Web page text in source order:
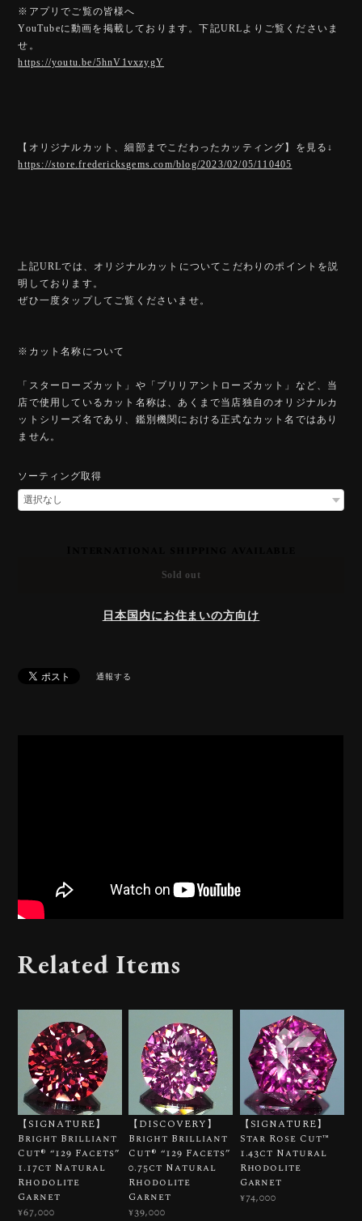
※アプリでご覧の皆様へ
YouTubeに動画を掲載しております。下記URLよりご覧くださいま
せ。
https://youtu.be/5hnV1vxzygY
【オリジナルカット、細部までこだわったカッティング】を見る↓
https://store.fredericksgems.com/blog/2023/02/05/110405
上記URLでは、オリジナルカットについてこだわりのポイントを説
明しております。
ぜひ一度タップしてご覧くださいませ。
※カット名称について
「スターローズカット」や「ブリリアントローズカット」など、当
店で使用しているカット名称は、あくまで当店独自のオリジナルカ
ットシリーズ名であり、鑑別機関における正式なカット名ではあり
ません。
ソーティング取得
Sold out
日本国内にお住まいの方向け
通報する
Related Items
【SIGNATURE】
Bright Brilliant
Cut®︎ “129 Facets”
1.17ct Natural
Rhodolite
Garnet
¥67,000
【DISCOVERY】
Bright Brilliant
Cut®︎ “129 Facets”
0.75ct Natural
Rhodolite
Garnet
¥39,000
【SIGNATURE】
Star Rose Cut™️
1.43ct Natural
Rhodolite
Garnet
¥74,000